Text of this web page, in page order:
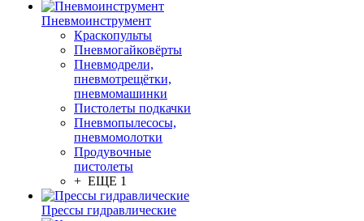
Пневмоинструмент
Краскопульты
Пневмогайковёрты
Пневмодрели,
пневмотрещётки,
пневмомашинки
Пистолеты подкачки
Пневмопылесосы,
пневмомолотки
Продувочные
пистолеты
+ ЕЩЕ 1
Прессы гидравлические